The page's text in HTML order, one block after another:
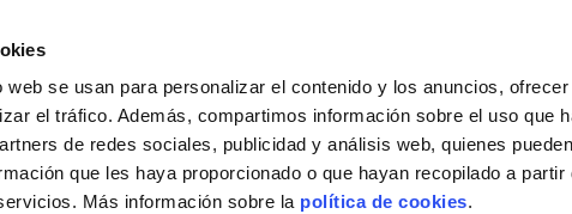
se usan para personalizar el contenido y los anuncios,
el tráfico. Además, compartimos información sobre el uso que
de redes sociales, publicidad y análisis web, quienes pueden
que les haya proporcionado o que hayan recopilado a partir
Más información sobre la política de cookies.